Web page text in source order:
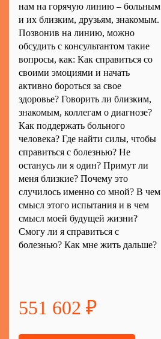
нам на горячую линию – больным
и их близким, друзьям, знакомым.
Позвонив на линию, можно
обсудить с консультантом такие
вопросы, как: Как справиться со
своими эмоциями и начать
активно бороться за свое
здоровье? Говорить ли близким,
знакомым, коллегам о диагнозе?
Как поддержать больного
человека? Где найти силы, чтобы
справиться с болезнью? Не
останусь ли я один? Примут ли
меня близкие? Почему это
случилось именно со мной? В чем
смысл этого испытания и в чем
смысл моей будущей жизни?
Смогу ли я справиться с
болезнью? Как мне жить дальше?
551 602 ₽